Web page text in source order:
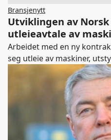
Bransjenytt
Utviklingen av
utleieavtale av
tjenester starter
Arbeidet med en ny
seg utleie av maskiner,
våren 2021. Nå søker vi
ønsker å bidra i prosjektet